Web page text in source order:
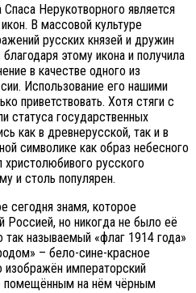
Нерукотворного является
В массовой культуре
русских князей и дружин
этому икона и получила
в качестве одного из
Использование его нашими
приветствовать. Хотя стяги с
статуса государственных
как в древнерусской, так и в
символике как образ небесного
христолюбивого русского
и столь популярен.
сегодня знамя, которое
Россией, но никогда не было её
называемый «флаг 1914 года»
– бело-сине-красное
изображён императорский
помещённым на нём чёрным